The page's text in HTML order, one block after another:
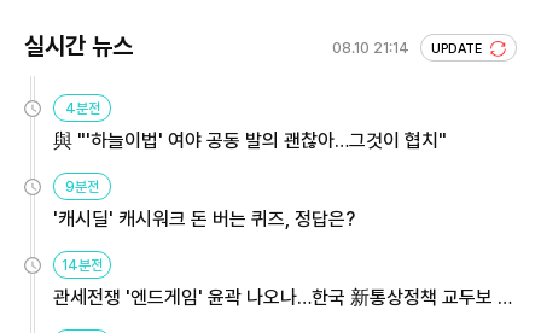
실시간 뉴스 08.10 21:14 UPDATE
4분전
與 "'하늘이법' 여야 공동 발의 괜찮아…그것이 협치"
9분전
'캐시딜' 캐시워크 돈 버는 퀴즈, 정답은?
14분전
관세전쟁 '엔드게임' 윤곽 나오나…한국 新통상정책 교두보 활